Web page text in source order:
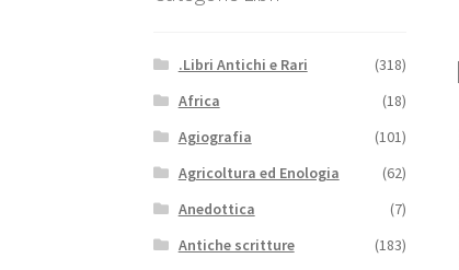
.Libri Antichi e Rari
(318)
Africa
(18)
Agiografia
(101)
Agricoltura ed Enologia
(62)
Anedottica
(7)
Antiche scritture
(183)